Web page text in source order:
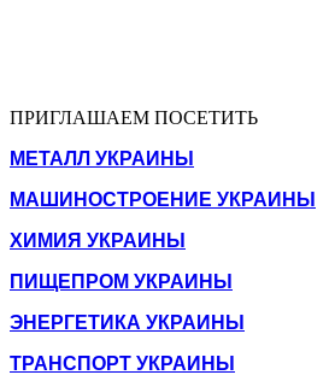
ПРИГЛАШАЕМ ПОСЕТИТЬ
МЕТАЛЛ УКРАИНЫ
МАШИНОСТРОЕНИЕ УКРАИНЫ
ХИМИЯ УКРАИНЫ
ПИЩЕПРОМ УКРАИНЫ
ЭНЕРГЕТИКА УКРАИНЫ
ТРАНСПОРТ УКРАИНЫ